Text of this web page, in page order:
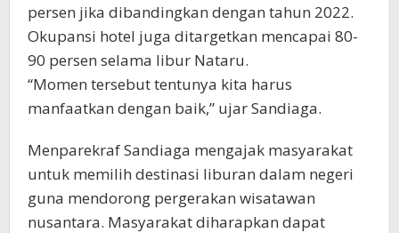
persen jika dibandingkan dengan tahun 2022.
Okupansi hotel juga ditargetkan mencapai 80-
90 persen selama libur Nataru.
“Momen tersebut tentunya kita harus
manfaatkan dengan baik,” ujar Sandiaga.
Menparekraf Sandiaga mengajak masyarakat
untuk memilih destinasi liburan dalam negeri
guna mendorong pergerakan wisatawan
nusantara. Masyarakat diharapkan dapat